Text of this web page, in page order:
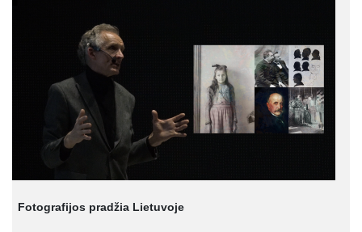
Fotografijos pradžia Lietuvoje